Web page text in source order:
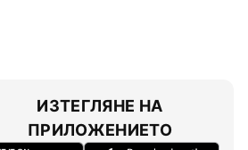
ИЗТЕГЛЯНЕ НА
ПРИЛОЖЕНИЕТО